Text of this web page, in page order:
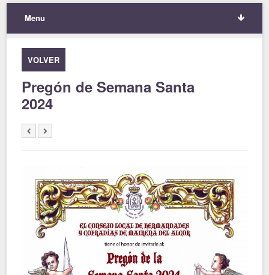
Menu
VOLVER
Pregón de Semana Santa
2024